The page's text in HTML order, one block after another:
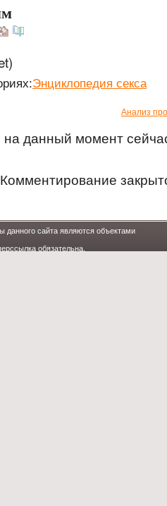
Энциклопедия секса
Анализ
данный момент
Комментирование
данного сайта являются объектами
обязательна.